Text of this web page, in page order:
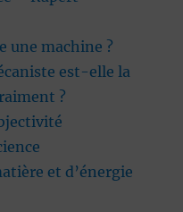
une machine ?
est-elle la
?
et d’énergie